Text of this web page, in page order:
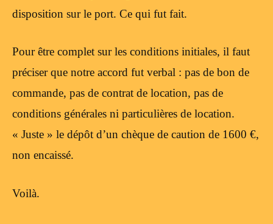
disposition sur le port. Ce qui fut fait.
Pour être complet sur les conditions initiales, il faut
préciser que notre accord fut verbal : pas de bon de
commande, pas de contrat de location, pas de
conditions générales ni particulières de location.
« Juste » le dépôt d’un chèque de caution de 1600 €,
non encaissé.
Voilà.